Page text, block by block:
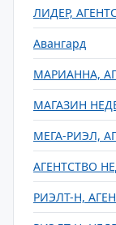
ЛИДЕР,
Авангард
МАРИАННА,
МАГАЗИН
МЕГА-РИЭЛ,
АГЕНТСТВО
РИЭЛТ-Н,